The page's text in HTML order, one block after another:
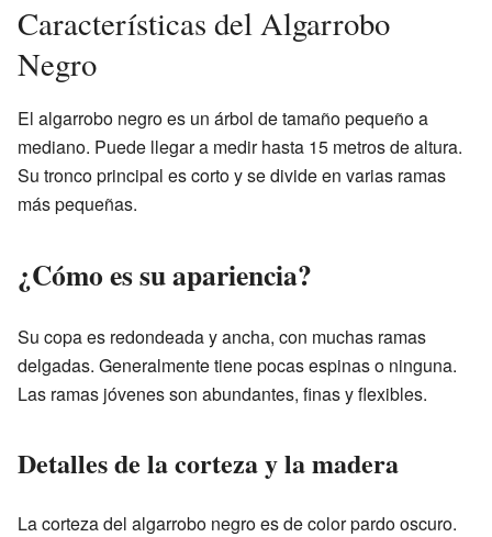
Características del Algarrobo
Negro
El algarrobo negro es un árbol de tamaño pequeño a
mediano. Puede llegar a medir hasta 15 metros de altura.
Su tronco principal es corto y se divide en varias ramas
más pequeñas.
¿Cómo es su apariencia?
Su copa es redondeada y ancha, con muchas ramas
delgadas. Generalmente tiene pocas espinas o ninguna.
Las ramas jóvenes son abundantes, finas y flexibles.
Detalles de la corteza y la madera
La corteza del algarrobo negro es de color pardo oscuro.